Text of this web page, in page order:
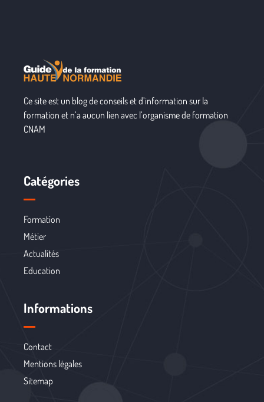
Ce site est un blog de conseils et d’information sur la
formation et n’a aucun lien avec l’organisme de formation
CNAM
Catégories
Formation
Métier
Actualités
Education
Informations
Contact
Mentions légales
Sitemap